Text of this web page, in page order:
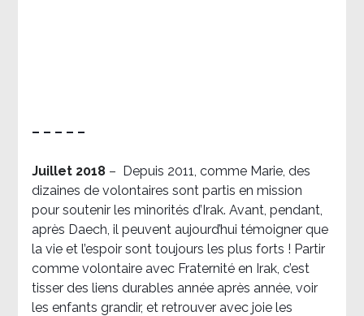
– – – – –
Juillet 2018 – Depuis 2011, comme Marie, des
dizaines de volontaires sont partis en mission
pour soutenir les minorités d’Irak. Avant, pendant,
après Daech, il peuvent aujourd’hui témoigner que
la vie et l’espoir sont toujours les plus forts ! Partir
comme volontaire avec Fraternité en Irak, c’est
tisser des liens durables année après année, voir
les enfants grandir, et retrouver avec joie les